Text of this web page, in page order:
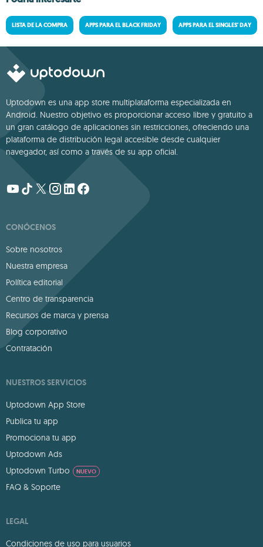
LISTA DE LA COMPRA APPS PARA EL BLACK FRIDAY APPS PARA EL SINGLES' DAY
Uptodown es una app store multiplataforma especializada en
Android. Nuestro objetivo es proporcionar acceso libre y gratuito a
un gran catálogo de aplicaciones sin restricciones, ofreciendo una
plataforma de distribución legal accesible desde cualquier
navegador, así como a través de su app oficial.
CONÓCENOS
Sobre nosotros
Nuestra empresa
Política editorial
Centro de transparencia
Recursos de marca y prensa
Blog corporativo
Contratación
NUESTROS SERVICIOS
Uptodown App Store
Publica tu app
Promociona tu app
Uptodown Ads
Uptodown Turbo
NUEVO
FAQ & Soporte
LEGAL
Condiciones de uso para usuarios